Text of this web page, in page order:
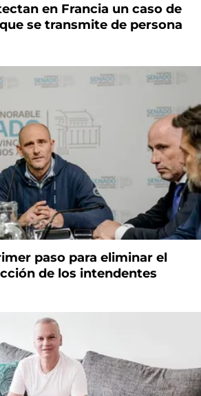
en Francia un caso de
se transmite de persona
paso para eliminar el
de los intendentes